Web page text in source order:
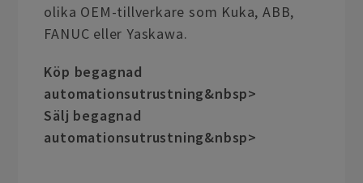
olika OEM-tillverkare som Kuka, ABB,
FANUC eller Yaskawa.
Köp begagnad
automationsutrustning&nbsp>
Sälj begagnad
automationsutrustning&nbsp>